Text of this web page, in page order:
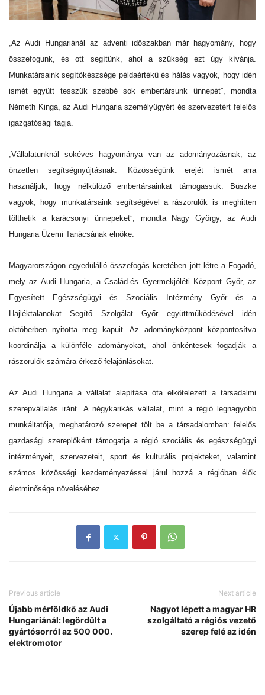
„Az Audi Hungariánál az adventi időszakban már hagyomány, hogy
összefogunk, és ott segítünk, ahol a szükség ezt úgy kívánja.
Munkatársaink segítőkészsége példaértékű és hálás vagyok, hogy idén
ismét együtt tesszük szebbé sok embertársunk ünnepét”, mondta
Németh Kinga, az Audi Hungaria személyügyért és szervezetért felelős
igazgatósági tagja.
„Vállalatunknál sokéves hagyománya van az adományozásnak, az
önzetlen segítségnyújtásnak. Közösségünk erejét ismét arra
használjuk, hogy nélkülöző embertársainkat támogassuk. Büszke
vagyok, hogy munkatársaink segítségével a rászorulók is meghitten
tölthetik a karácsonyi ünnepeket”, mondta Nagy György, az Audi
Hungaria Üzemi Tanácsának elnöke.
Magyarországon egyedülálló összefogás keretében jött létre a Fogadó,
mely az Audi Hungaria, a Család-és Gyermekjóléti Központ Győr, az
Egyesített Egészségügyi és Szociális Intézmény Győr és a
Hajléktalanokat Segítő Szolgálat Győr együttműködésével idén
októberben nyitotta meg kapuit. Az adományközpont központosítva
koordinálja a különféle adományokat, ahol önkéntesek fogadják a
rászorulók számára érkező felajánlásokat.
Az Audi Hungaria a vállalat alapítása óta elkötelezett a társadalmi
szerepvállalás iránt. A négykarikás vállalat, mint a régió legnagyobb
munkáltatója, meghatározó szerepet tölt be a társadalomban: felelős
gazdasági szereplőként támogatja a régió szociális és egészségügyi
intézményeit, szervezeteit, sport és kulturális projekteket, valamint
számos közösségi kezdeményezéssel járul hozzá a régióban élők
életminősége növeléséhez.
Previous article
Újabb mérföldkő az Audi
Hungariánál: legördült a
gyártósorról az 500 000.
elektromotor
Next article
Nagyot lépett a magyar HR
szolgáltató a régiós vezető
szerep felé az idén